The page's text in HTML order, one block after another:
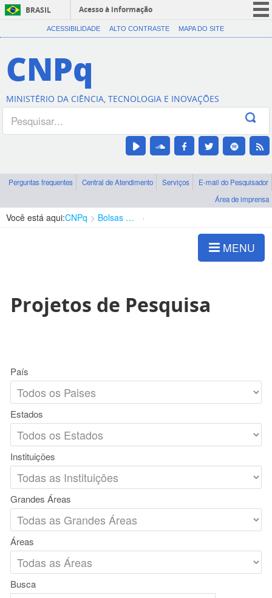
BRASIL
Acesso à informação
CORONAVÍRUS (COVID-19)
Canais
ACESSIBILIDADE ALTO CONTRASTE MAPA DO SITE
CNPq
MINISTÉRIO DA CIÊNCIA, TECNOLOGIA E INOVAÇÕES
Perguntas frequentes Central de Atendimento Serviços
E-mail do Pesquisador
Área de imprensa
Você está aqui:CNPq Bolsas e Auxílios Vigentes
MENU
Projetos de Pesquisa
País
Estados
Instituições
Grandes Áreas
Áreas
Busca